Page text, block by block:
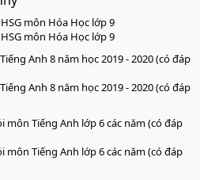
môn Hóa Học lớp 9
môn Hóa Học lớp 9
Anh 8 năm học 2019 - 2020 (có đáp
Anh 8 năm học 2019 - 2020 (có đáp
môn Tiếng Anh lớp 6 các năm (có đáp
môn Tiếng Anh lớp 6 các năm (có đáp